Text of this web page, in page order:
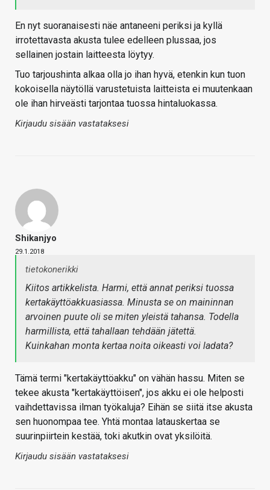
En nyt suoranaisesti näe antaneeni periksi ja kyllä
irrotettavasta akusta tulee edelleen plussaa, jos
sellainen jostain laitteesta löytyy.
Tuo tarjoushinta alkaa olla jo ihan hyvä, etenkin kun tuon
kokoisella näytöllä varustetuista laitteista ei muutenkaan
ole ihan hirveästi tarjontaa tuossa hintaluokassa.
Kirjaudu sisään vastataksesi
Shikanjyo
29.1.2018
tietokonerikki
Kiitos artikkelista. Harmi, että annat periksi tuossa
kertakäyttöakkuasiassa. Minusta se on maininnan
arvoinen puute oli se miten yleistä tahansa. Todella
harmillista, että tahallaan tehdään jätettä.
Kuinkahan monta kertaa noita oikeasti voi ladata?
Tämä termi "kertakäyttöakku" on vähän hassu. Miten se
tekee akusta "kertakäyttöisen", jos akku ei ole helposti
vaihdettavissa ilman työkaluja? Eihän se siitä itse akusta
sen huonompaa tee. Yhtä montaa latauskertaa se
suurinpiirtein kestää, toki akutkin ovat yksilöitä.
Kirjaudu sisään vastataksesi